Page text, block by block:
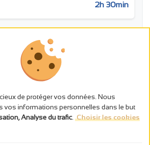
2h 30min
de protéger vos données. Nous
vos informations personnelles dans le but
Analyse du trafic Choisir les cookies